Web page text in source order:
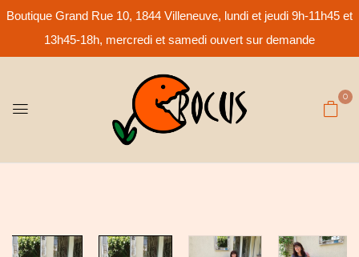
Boutique Grand Rue 10, 1844 Villeneuve, lundi et jeudi 9h-11h45 et
13h45-18h, mercredi et samedi ouvert sur demande
0